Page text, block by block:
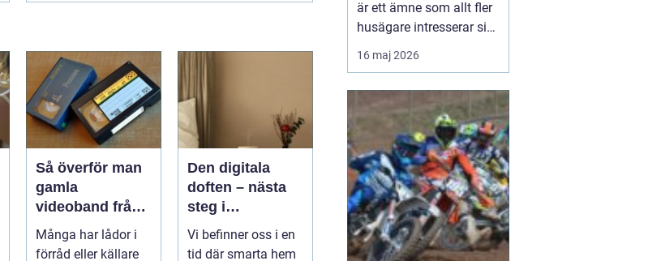
Så överför man
gamla
videoband från
vhs till usb
Många har lådor i
förråd eller källare
Den digitala
doften – nästa
steg i
upplevelsen av
smarta hem
Vi befinner oss i en
tid där smarta hem
är ett ämne som allt fler
husägare intresserar sig
för när energipriserna
ökar och kraven på
tydligare. Genom att
utnyttja lagrad solen...
16 maj 2026